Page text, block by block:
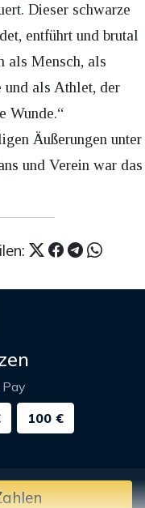
Dieser schwarze
entführt und brutal
als Mensch, als
als Athlet, der
Wunde.“
Äußerungen unter
und Verein war das
Pay
100 €